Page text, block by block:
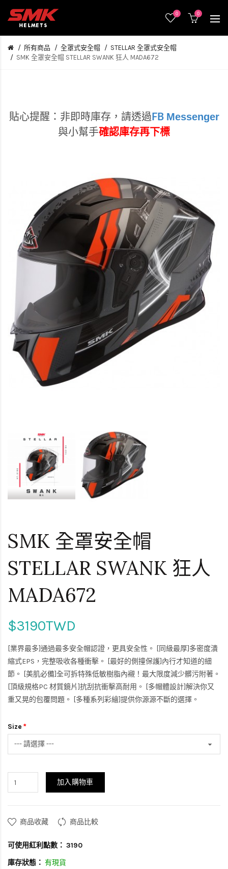
0 0
所有商品 全罩式安全帽
STELLAR 全罩式安全帽
SMK 全罩安全帽 STELLAR SWANK 狂人 MADA672
貼心提醒：非即時庫存， 請透過 FB Messenger
與小幫手確認庫存再下標
SMK 全罩安全帽
STELLAR SWANK 狂人
MADA672
$3190TWD
[業界最多]通過最多安全帽認證，更具安全性。 [同級最厚]多密度潰
縮式EPS，完整吸收各種衝擊。 [最好的側撞保護]內行才知道的細
節。 [美肌必備]全可拆特殊低敏樹脂內襯！最大限度減少髒污附著。
[頂級規格PC 材質鏡片]抗刮抗衝擊高耐用。 [多帽體設計]解決你又
重又晃的包覆問題。 [多種系列彩繪]提供你源源不斷的選擇。
Size
加入購物車
商品收藏 商品比較
可使用紅利點數： 3190
庫存狀態： 有現貨